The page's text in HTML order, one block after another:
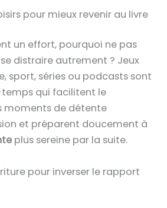
pour mieux revenir au livre
un effort, pourquoi ne pas
distraire autrement ? Jeux
sport, séries ou podcasts sont
qui facilitent le
moments de détente
et préparent doucement à
plus sereine par la suite.
pour inverser le rapport